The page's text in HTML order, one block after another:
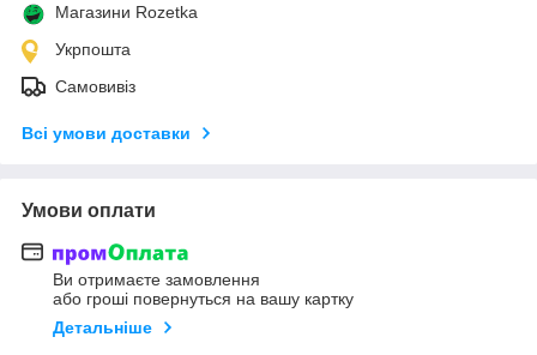
Магазини Rozetka
Укрпошта
Самовивіз
Всі умови доставки
Умови оплати
Ви отримаєте замовлення
або гроші повернуться на вашу картку
Детальніше